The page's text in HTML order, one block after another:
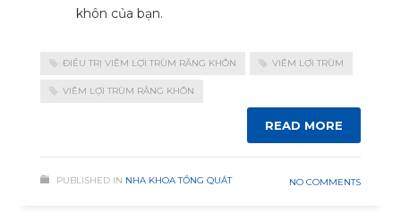
khôn của bạn.
ĐIỀU TRỊ VIÊM LỢI TRÙM RĂNG KHÔN VIÊM LỢI TRÙM
VIÊM LỢI TRÙM RĂNG KHÔN
READ MORE
PUBLISHED IN NHA KHOA TỔNG QUÁT NO COMMENTS